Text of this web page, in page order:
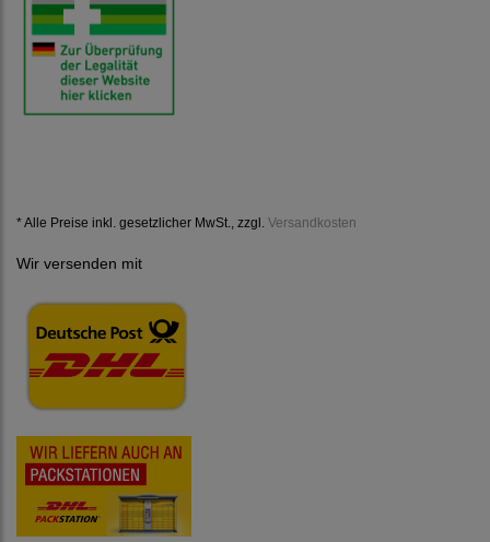
* Alle Preise inkl. gesetzlicher MwSt., zzgl. Versandkosten
Wir versenden mit